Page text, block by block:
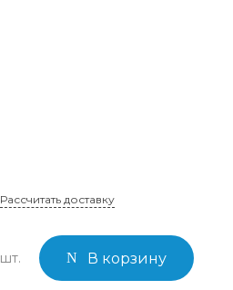
Рассчитать доставку
шт. В корзину